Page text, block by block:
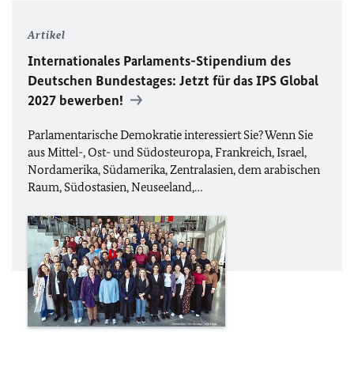
Artikel
Internationales Parlaments-Stipendium des
Deutschen Bundestages: Jetzt für das IPS Global
2027 bewerben!
Parlamentarische Demokratie interessiert Sie? Wenn Sie
aus Mittel-, Ost- und Südosteuropa, Frankreich, Israel,
Nordamerika, Südamerika, Zentralasien, dem arabischen
Raum, Südostasien, Neuseeland,…